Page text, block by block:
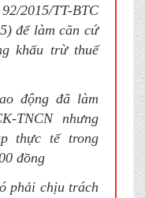
2015/TT-BTC
để làm căn cứ
khấu trừ thuế
động đã làm
TNCN nhưng
thực tế trong
đồng
phải chịu trách